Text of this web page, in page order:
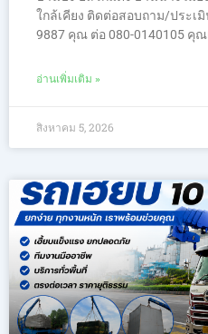
ใกล้เคียง ติดต่อสอบถาม/ประเ
9887 คุณ ต่อ 080-0140105 คุณ
อ่านเพิ่มเติม »
สิงหาคม 5, 2026